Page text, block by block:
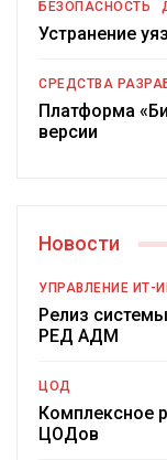
БЕЗОПАСНОСТЬ
Устранение
СРЕДСТВА
Платформа
версии
Новости
УПРАВЛЕНИЕ ИТ-
Релиз
РЕД АДМ
ЦОД
Комплексное
ЦОДов